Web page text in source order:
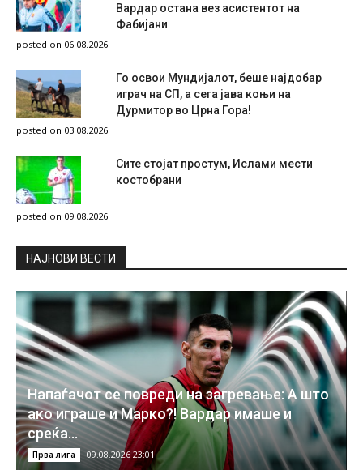
Вардар остана вез асистентот на
Фабијани
posted on 06.08.2026
Го освои Мундијалот, беше најдобар
играч на СП, а сега јава коњи на
Дурмитор во Црна Гора!
posted on 03.08.2026
Сите стојат простум, Ислами мести
костобрани
posted on 09.08.2026
НAЈНОВИ ВЕСТИ
Напаѓачот се повреди на загревање: А што
ако играше и Марко?! Вардар имаше и
среќа…
Прва лига 09.08.2026 23:01